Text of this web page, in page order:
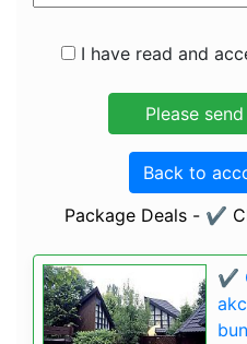
I have read and
Back to
Package Deals - ✔️
✔️